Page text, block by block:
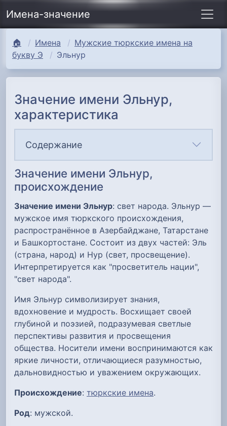
Имена-значение
🏠 Имена
Мужские тюркские имена на
букву Э
Эльнур
Значение имени Эльнур,
характеристика
Содержание
Значение имени Эльнур,
происхождение
Значение имени Эльнур: свет народа. Эльнур —
мужское имя тюркского происхождения,
распространённое в Азербайджане, Татарстане
и Башкортостане. Состоит из двух частей: Эль
(страна, народ) и Нур (свет, просвещение).
Интерпретируется как "просветитель нации",
"свет народа".
Имя Эльнур символизирует знания,
вдохновение и мудрость. Восхищает своей
глубиной и поэзией, подразумевая светлые
перспективы развития и просвещения
общества. Носители имени воспринимаются как
яркие личности, отличающиеся разумностью,
дальновидностью и уважением окружающих.
Происхождение: тюркские имена.
Род: мужской.